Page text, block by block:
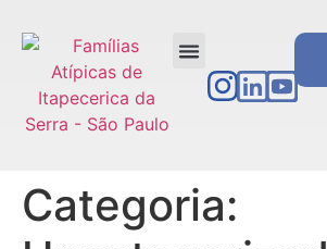
Categoria: